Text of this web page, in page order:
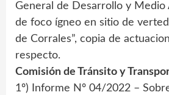
General de Desarrollo y Medio
de foco ígneo en sitio de
de Corrales”, copia de
respecto.
Comisión de Tránsito y
1º) Informe Nº 04/2022 –